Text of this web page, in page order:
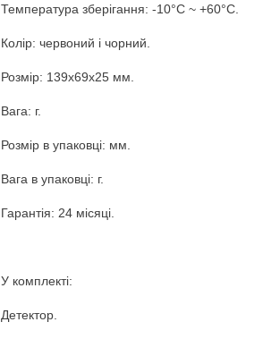
Температура зберігання: -10°С ~ +60°С.
Колір: червоний і чорний.
Розмір: 139x69x25 мм.
Вага: г.
Розмір в упаковці: мм.
Вага в упаковці: г.
Гарантія: 24 місяці.
У комплекті:
Детектор.